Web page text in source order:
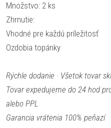
Množstvo: 2 ks
Zhrnutie:
Vhodné pre každú príležitosť
Ozdobia topánky
Rýchle dodanie · Všetok tovar
Tovar expedujeme do 24 hod
alebo PPL
Garancia vrátenia 100% peňazí